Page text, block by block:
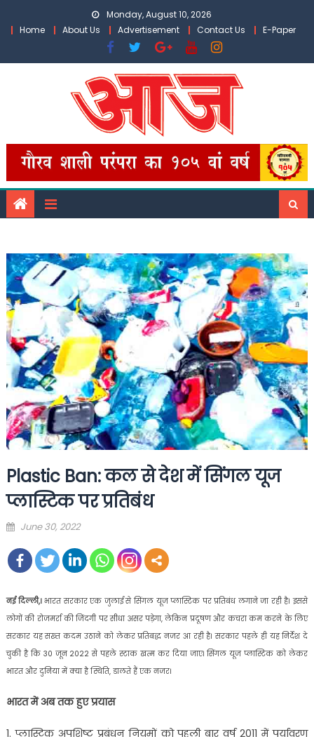
Monday, August 10, 2026
Home
About Us Advertisement Contact Us E-Paper
Plastic Ban: कल से देश में सिंगल यूज
प्लास्टिक पर प्रतिबंध
Posted
June 30, 2022
नई दिल्ली,।भारत सरकार एक जुलाई से सिंगल यूज प्लास्टिक पर प्रतिबंध लगाने जा रही है। इससे
लोगों की रोजमर्रा की जिंदगी पर सीधा असर पड़ेगा, लेकिन प्रदूषण और कचरा कम करने के लिए
सरकार यह सख्त कदम उठाने को लेकर प्रतिबद्ध नजर आ रही है। सरकार पहले ही यह निर्देश दे
चुकी है कि 30 जून 2022 से पहले स्टाक खत्म कर दिया जाए। सिंगल यूज प्लास्टिक को लेकर
भारत और दुनिया में क्या है स्थिति, डालते हैं एक नजर।
भारत में अब तक हुए प्रयास
1. प्लास्टिक अपशिष्ट प्रबंधन नियमों को पहली बार वर्ष 2011 में पर्यावरण